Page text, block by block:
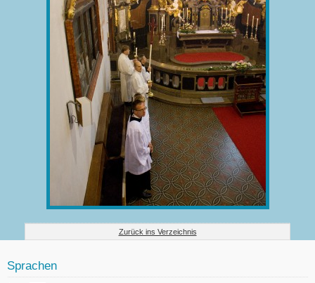
Zurück ins Verzeichnis
Sprachen